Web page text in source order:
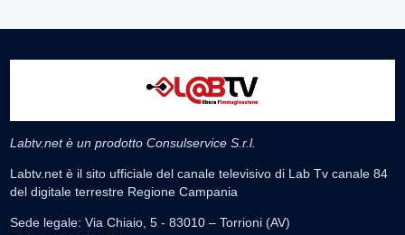
Labtv.net è un prodotto Consulservice S.r.l.
Labtv.net è il sito ufficiale del canale televisivo di Lab Tv canale 84
del digitale terrestre Regione Campania
Sede legale: Via Chiaio, 5 - 83010 – Torrioni (AV)